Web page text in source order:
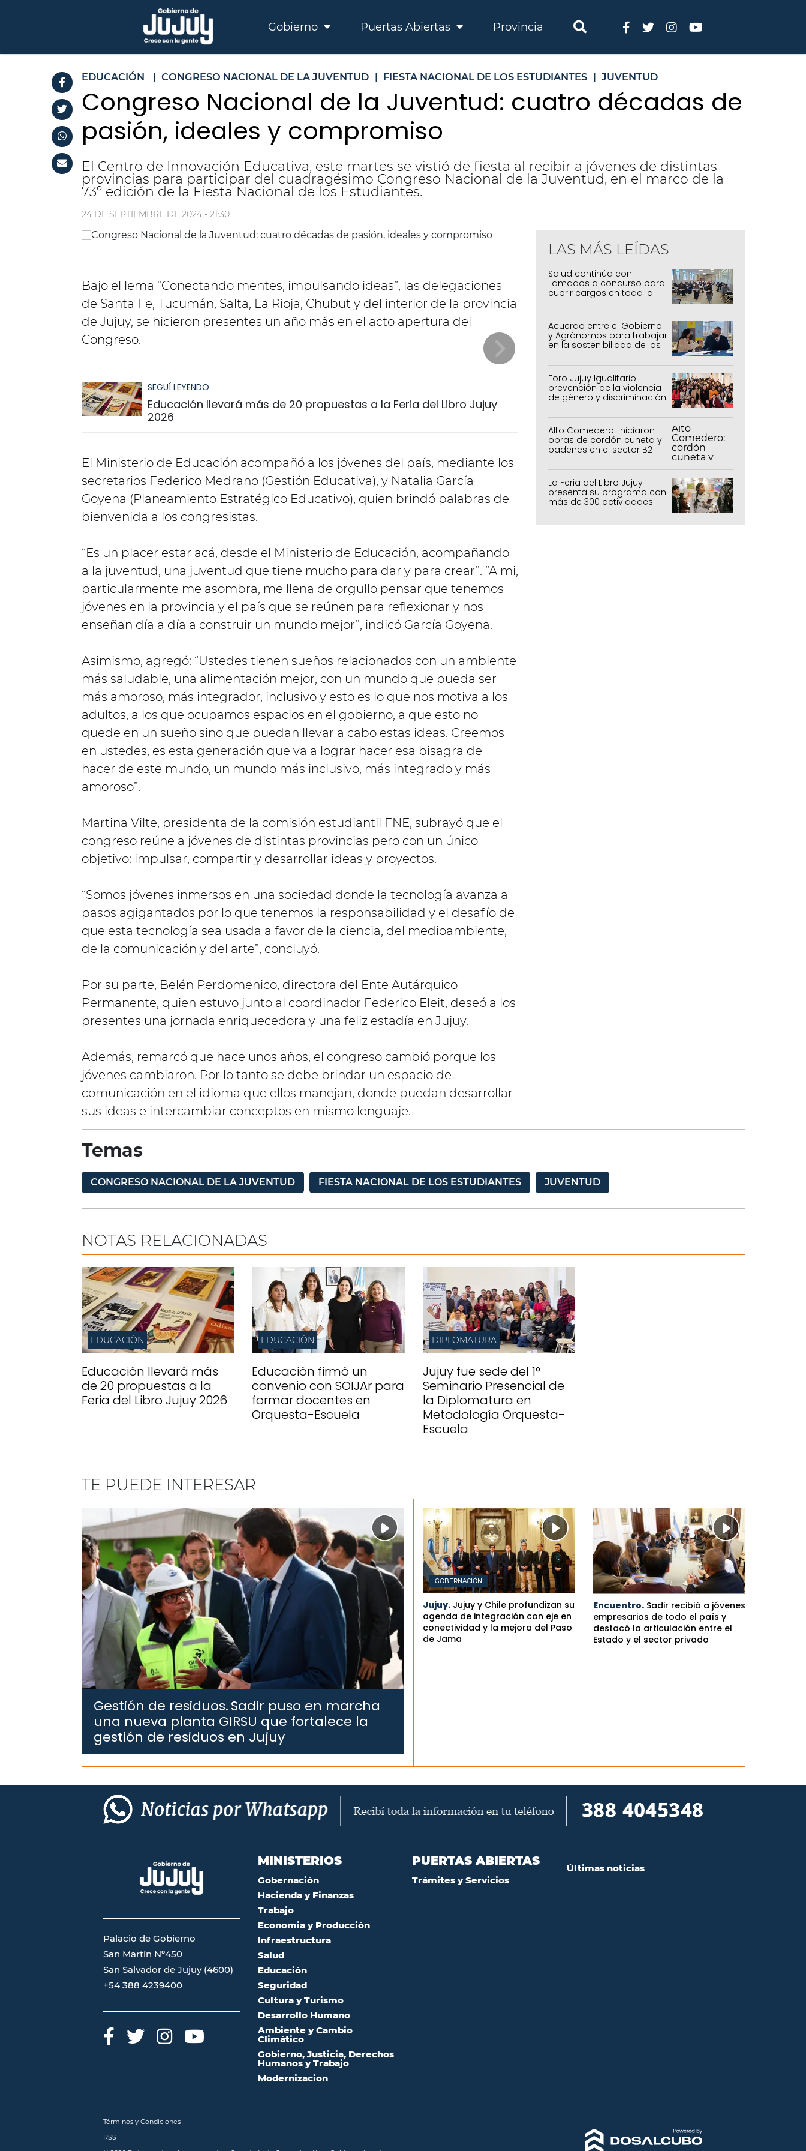
Gobierno Puertas Abiertas Provincia
EDUCACIÓN | CONGRESO NACIONAL DE LA JUVENTUD | FIESTA NACIONAL DE LOS ESTUDIANTES | JUVENTUD
Congreso Nacional de la Juventud: cuatro décadas de
pasión, ideales y compromiso
El Centro de Innovación Educativa, este martes se vistió de fiesta al recibir a jóvenes de distintas
provincias para participar del cuadragésimo Congreso Nacional de la Juventud, en el marco de la
73º edición de la Fiesta Nacional de los Estudiantes.
24 DE SEPTIEMBRE DE 2024 - 21:30
Bajo el lema “Conectando mentes, impulsando ideas”, las delegaciones
de Santa Fe, Tucumán, Salta, La Rioja, Chubut y del interior de la provincia
de Jujuy, se hicieron presentes un año más en el acto apertura del
Congreso.
SEGUÍ LEYENDO
Educación llevará más de 20 propuestas a la Feria del Libro Jujuy
2026
El Ministerio de Educación acompañó a los jóvenes del país, mediante los
secretarios Federico Medrano (Gestión Educativa), y Natalia García
Goyena (Planeamiento Estratégico Educativo), quien brindó palabras de
bienvenida a los congresistas.
“Es un placer estar acá, desde el Ministerio de Educación, acompañando
a la juventud, una juventud que tiene mucho para dar y para crear”. “A mi,
particularmente me asombra, me llena de orgullo pensar que tenemos
jóvenes en la provincia y el país que se reúnen para reflexionar y nos
enseñan día a día a construir un mundo mejor”, indicó García Goyena.
Asimismo, agregó: “Ustedes tienen sueños relacionados con un ambiente
más saludable, una alimentación mejor, con un mundo que pueda ser
más amoroso, más integrador, inclusivo y esto es lo que nos motiva a los
adultos, a los que ocupamos espacios en el gobierno, a que esto no
quede en un sueño sino que puedan llevar a cabo estas ideas. Creemos
en ustedes, es esta generación que va a lograr hacer esa bisagra de
hacer de este mundo, un mundo más inclusivo, más integrado y más
amoroso”.
Martina Vilte, presidenta de la comisión estudiantil FNE, subrayó que el
congreso reúne a jóvenes de distintas provincias pero con un único
objetivo: impulsar, compartir y desarrollar ideas y proyectos.
“Somos jóvenes inmersos en una sociedad donde la tecnología avanza a
pasos agigantados por lo que tenemos la responsabilidad y el desafío de
que esta tecnología sea usada a favor de la ciencia, del medioambiente,
de la comunicación y del arte”, concluyó.
Por su parte, Belén Perdomenico, directora del Ente Autárquico
Permanente, quien estuvo junto al coordinador Federico Eleit, deseó a los
presentes una jornada enriquecedora y una feliz estadía en Jujuy.
Además, remarcó que hace unos años, el congreso cambió porque los
jóvenes cambiaron. Por lo tanto se debe brindar un espacio de
comunicación en el idioma que ellos manejan, donde puedan desarrollar
sus ideas e intercambiar conceptos en mismo lenguaje.
LAS MÁS LEÍDAS
Salud continúa con
llamados a concurso para
cubrir cargos en toda la
Acuerdo entre el Gobierno
y Agrónomos para trabajar
en la sostenibilidad de los
agrícolas, pecuarios y
forestal
Foro Jujuy Igualitario:
prevención de la violencia
de género y discriminación
Alto Comedero: iniciaron
obras de cordón cuneta y
badenes en el sector B2
La Feria del Libro Jujuy
presenta su programa con
más de 300 actividades
Temas
CONGRESO NACIONAL DE LA JUVENTUD FIESTA NACIONAL DE LOS ESTUDIANTES JUVENTUD
NOTAS RELACIONADAS
EDUCACIÓN
Educación llevará más
de 20 propuestas a la
Feria del Libro Jujuy 2026
EDUCACIÓN
Educación firmó un
convenio con SOIJAr para
formar docentes en
Orquesta-Escuela
DIPLOMATURA
Jujuy fue sede del 1°
Seminario Presencial de
la Diplomatura en
Metodología Orquesta-
Escuela
TE PUEDE INTERESAR
Gestión de residuos.Sadir puso en marcha
una nueva planta GIRSU que fortalece la
gestión de residuos en Jujuy
GOBERNACIÓN
Jujuy. Jujuy y Chile profundizan su
agenda de integración con eje en
conectividad y la mejora del Paso
de Jama
Encuentro. Sadir recibió a jóvenes
empresarios de todo el país y
destacó la articulación entre el
Estado y el sector privado
Palacio de Gobierno
San Martín Nº450
San Salvador de Jujuy (4600)
+54 388 4239400
MINISTERIOS
Gobernación
Hacienda y Finanzas
Trabajo
Economia y Producción
Infraestructura
Salud
Educación
Seguridad
Cultura y Turismo
Desarrollo Humano
Ambiente y Cambio
Climático
Gobierno, Justicia, Derechos
Humanos y Trabajo
Modernizacion
PUERTAS ABIERTAS
Trámites y Servicios
Últimas noticias
Términos y Condiciones
RSS